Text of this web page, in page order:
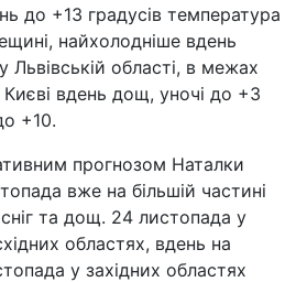
до +13 градусів температура
найхолодніше вдень
Львівській області, в межах
Києві вдень дощ, уночі до +3
+10.
прогнозом Наталки
вже на більшій частині
та дощ. 24 листопада у
областях, вдень на
у західних областях